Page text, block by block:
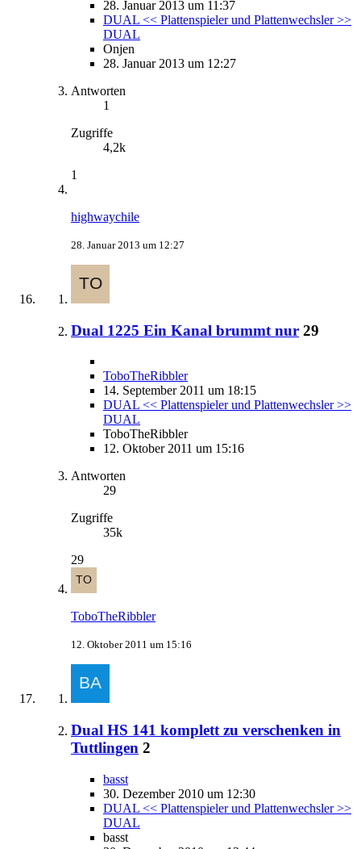
28. Januar 2013 um 11:37
DUAL << Plattenspieler und Plattenwechsler >>
DUAL
Onjen
28. Januar 2013 um 12:27
Antworten
1
Zugriffe
4,2k
1
highwaychile
28. Januar 2013 um 12:27
Dual 1225 Ein Kanal brummt nur 29
ToboTheRibbler
14. September 2011 um 18:15
DUAL << Plattenspieler und Plattenwechsler >>
DUAL
ToboTheRibbler
12. Oktober 2011 um 15:16
Antworten
29
Zugriffe
35k
29
ToboTheRibbler
12. Oktober 2011 um 15:16
Dual HS 141 komplett zu verschenken in
Tuttlingen 2
basst
30. Dezember 2010 um 12:30
DUAL << Plattenspieler und Plattenwechsler >>
DUAL
basst